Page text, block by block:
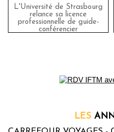
L'Université de Strasbourg
relance sa licence
professionnelle de guide-
conférencier
LES